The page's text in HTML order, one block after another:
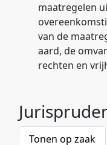
maatregelen
van de
aard, de
rechten en
Tonen op zaak